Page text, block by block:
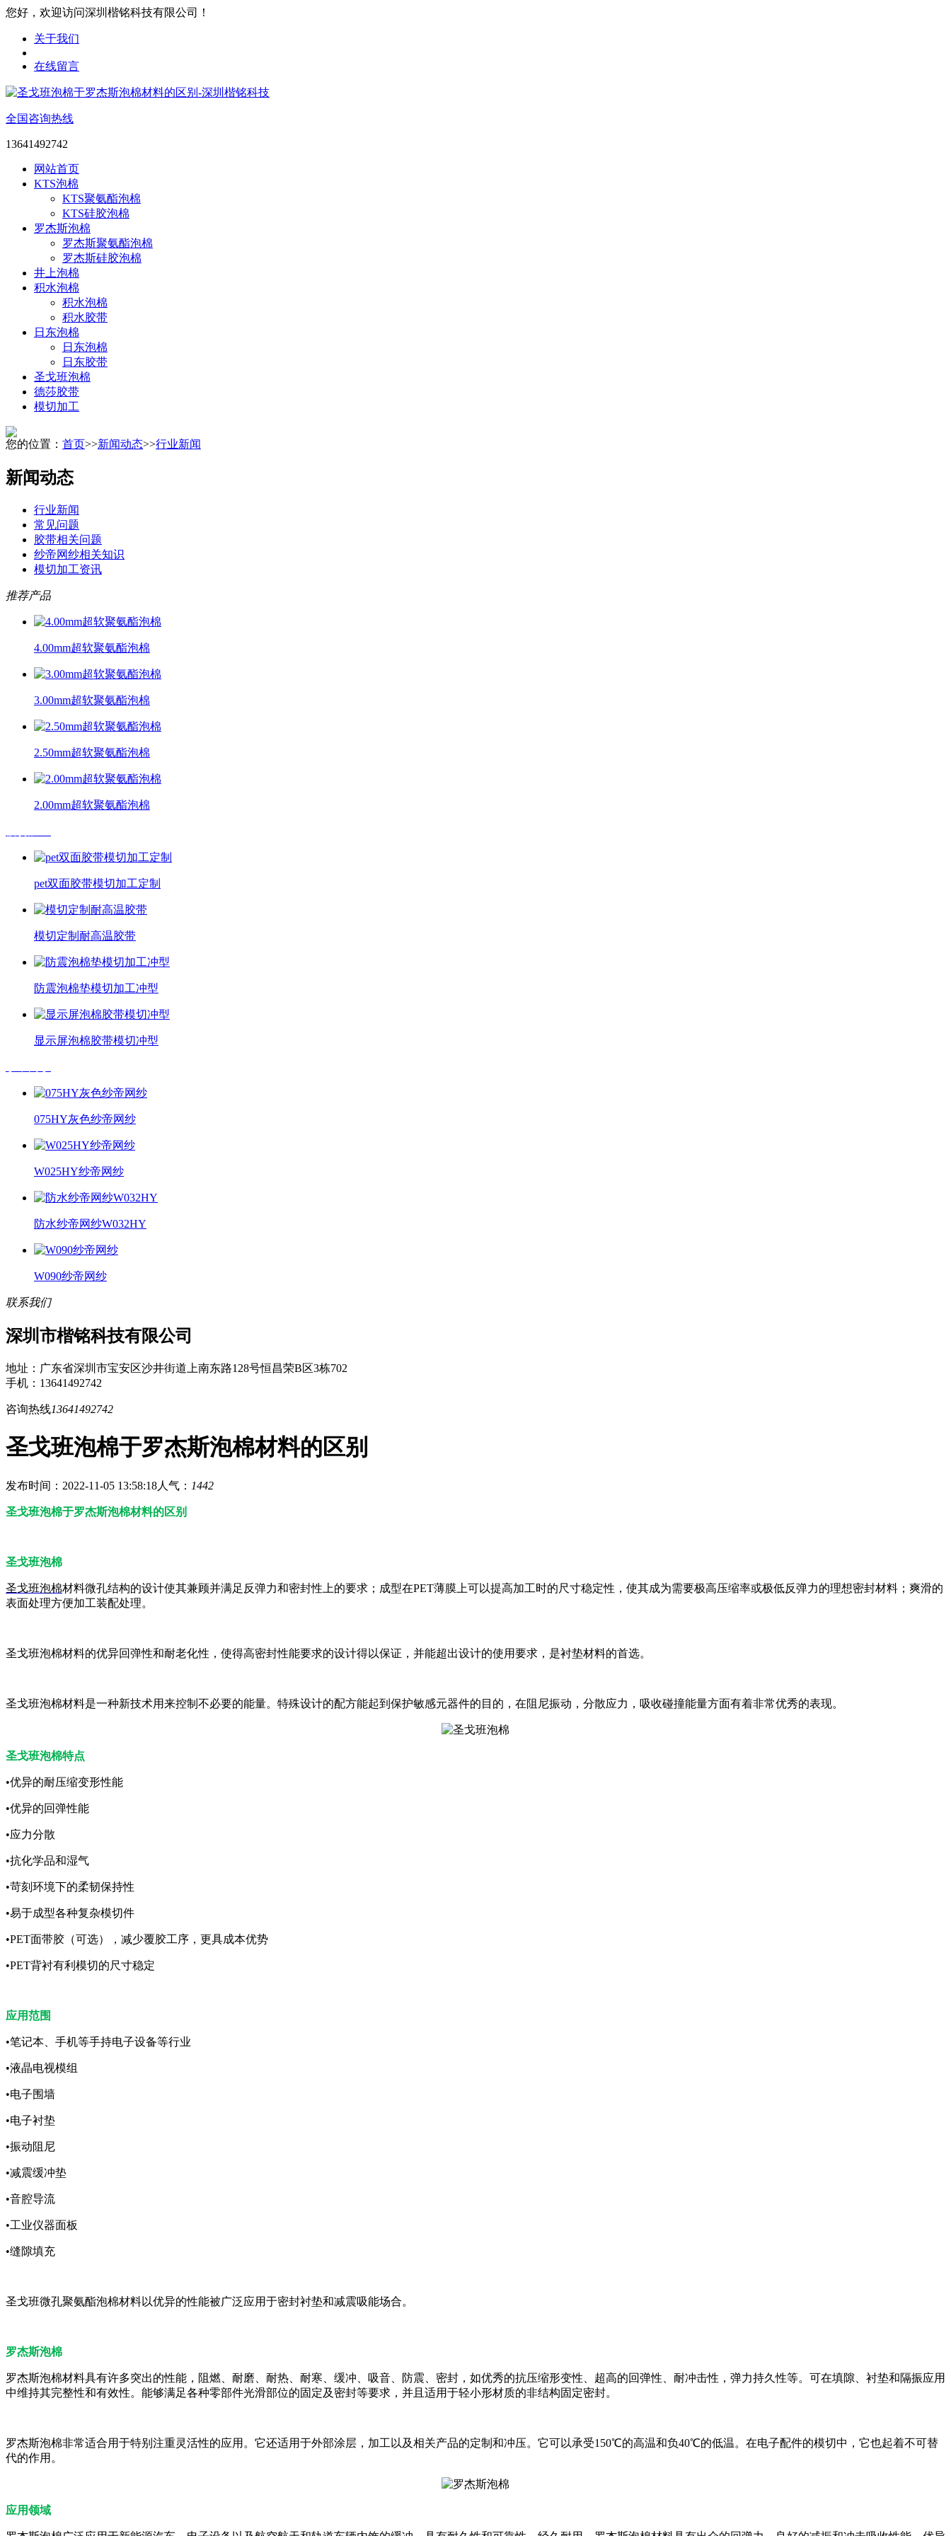
您好，欢迎访问深圳楷铭科技有限公司！
关于我们
在线留言
全国咨询热线
13641492742
网站首页
KTS泡棉
KTS聚氨酯泡棉
KTS硅胶泡棉
罗杰斯泡棉
罗杰斯聚氨酯泡棉
罗杰斯硅胶泡棉
井上泡棉
积水泡棉
积水泡棉
积水胶带
日东泡棉
日东泡棉
日东胶带
圣戈班泡棉
德莎胶带
模切加工
您的位置： 首页>>新闻动态>>行业新闻
新闻动态
行业新闻
常见问题
胶带相关问题
纱帝网纱相关知识
模切加工资讯
推荐产品
4.00mm超软聚氨酯泡棉
3.00mm超软聚氨酯泡棉
2.50mm超软聚氨酯泡棉
2.00mm超软聚氨酯泡棉
pet双面胶带模切加工定制
模切定制耐高温胶带
防震泡棉垫模切加工冲型
显示屏泡棉胶带模切冲型
075HY灰色纱帝网纱
W025HY纱帝网纱
防水纱帝网纱W032HY
W090纱帝网纱
联系我们
深圳市楷铭科技有限公司
地址：广东省深圳市宝安区沙井街道上南东路128号恒昌荣B区3栋702
手机：13641492742
咨询热线13641492742
圣戈班泡棉于罗杰斯泡棉材料的区别
发布时间：2022-11-05 13:58:18人气： 1442
圣戈班泡棉于罗杰斯泡棉材料的区别
圣戈班泡棉
圣戈班泡棉材料微孔结构的设计使其兼顾并满足反弹力和密封性上的要求；成型在PET薄膜上可以提高加工时的尺寸稳定性，使其成为需要极高压缩率或极低反弹力的理想密封材料；爽滑的
表面处理方便加工装配处理。
圣戈班泡棉材料的优异回弹性和耐老化性，使得高密封性能要求的设计得以保证，并能超出设计的使用要求，是衬垫材料的首选。
圣戈班泡棉材料是一种新技术用来控制不必要的能量。特殊设计的配方能起到保护敏感元器件的目的，在阻尼振动，分散应力，吸收碰撞能量方面有着非常优秀的表现。
圣戈班泡棉特点
•优异的耐压缩变形性能
•优异的回弹性能
•应力分散
•抗化学品和湿气
•苛刻环境下的柔韧保持性
•易于成型各种复杂模切件
•PET面带胶（可选），减少覆胶工序，更具成本优势
•PET背衬有利模切的尺寸稳定
应用范围
•笔记本、手机等手持电子设备等行业
•液晶电视模组
•电子围墙
•电子衬垫
•振动阻尼
•减震缓冲垫
•音腔导流
•工业仪器面板
•缝隙填充
圣戈班微孔聚氨酯泡棉材料以优异的性能被广泛应用于密封衬垫和减震吸能场合。
罗杰斯泡棉
罗杰斯泡棉材料具有许多突出的性能，阻燃、耐磨、耐热、耐寒、缓冲、吸音、防震、密封，如优秀的抗压缩形变性、超高的回弹性、耐冲击性，弹力持久性等。可在填隙、衬垫和隔振应用
中维持其完整性和有效性。能够满足各种零部件光滑部位的固定及密封等要求，并且适用于轻小形材质的非结构固定密封。
罗杰斯泡棉非常适合用于特别注重灵活性的应用。它还适用于外部涂层，加工以及相关产品的定制和冲压。它可以承受150℃的高温和负40℃的低温。在电子配件的模切中，它也起着不可替
代的作用。
应用领域